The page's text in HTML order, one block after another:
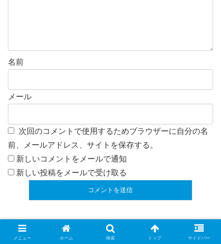
名前
メール
次回のコメントで使用するためブラウザーに自分の名
前、メールアドレス、サイトを保存する。
新しいコメントをメールで通知
新しい投稿をメールで受け取る
メニュー ホーム 検索 トップ サイドバー